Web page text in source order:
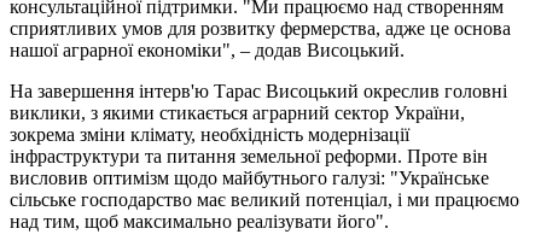
консультаційної підтримки. "Ми працюємо над створенням
сприятливих умов для розвитку фермерства, адже це основа
нашої аграрної економіки", – додав Висоцький.
На завершення інтерв'ю Тарас Висоцький окреслив головні
виклики, з якими стикається аграрний сектор України,
зокрема зміни клімату, необхідність модернізації
інфраструктури та питання земельної реформи. Проте він
висловив оптимізм щодо майбутнього галузі: "Українське
сільське господарство має великий потенціал, і ми працюємо
над тим, щоб максимально реалізувати його".